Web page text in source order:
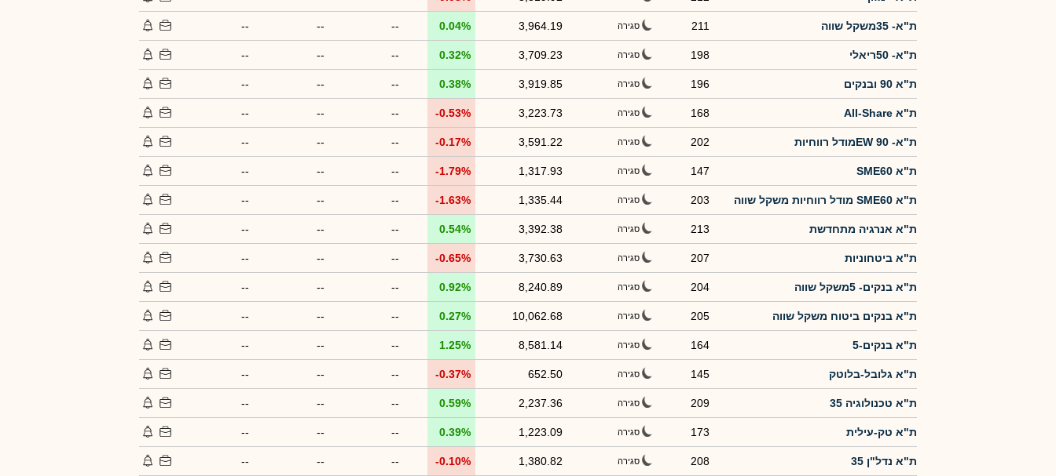
ת"א- 35משקל שווה 211 סגירה 3,964.19
0.04%
--
--
--
ת"א- 50ריאלי 198 סגירה 3,709.23
0.32%
--
--
--
ת"א 90 ובנקים 196 סגירה 3,919.85
0.38%
--
--
--
ת"א All-Share 168 סגירה 3,223.73
-0.53%
--
--
--
ת"א- EW 90מודל רווחיות 202 סגירה 3,591.22
-0.17%
--
--
--
ת"א SME60 147 סגירה 1,317.93
-1.79%
--
--
--
ת"א SME60 מודל רווחיות משקל שווה 203 סגירה 1,335.44
-1.63%
--
--
--
ת"א אנרגיה מתחדשת 213 סגירה 3,392.38
0.54%
--
--
--
ת"א ביטחוניות 207 סגירה 3,730.63
-0.65%
--
--
--
ת"א בנקים- 5משקל שווה 204 סגירה 8,240.89
0.92%
--
--
--
ת"א בנקים ביטוח משקל שווה 205 סגירה 10,062.68
0.27%
--
--
--
ת"א בנקים-5 164 סגירה 8,581.14
1.25%
--
--
--
ת"א גלובל-בלוטק 145 סגירה 652.50
-0.37%
--
--
--
ת"א טכנולוגיה 35 209 סגירה 2,237.36
0.59%
--
--
--
ת"א טק-עילית 173 סגירה 1,223.09
0.39%
--
--
--
ת"א נדל"ן 35 208 סגירה 1,380.82
-0.10%
--
--
--